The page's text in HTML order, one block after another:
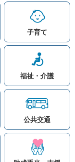
子育て
福祉・介護
公共交通
ンク集
免責事項につ